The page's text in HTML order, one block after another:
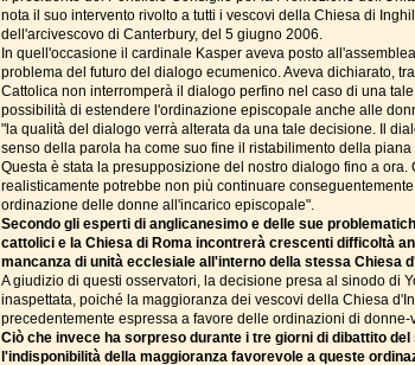
nota il suo intervento rivolto a tutti i vescovi della Chiesa di
dell'arcivescovo di Canterbury, del 5 giugno 2006.
In quell'occasione il cardinale Kasper aveva posto
problema del futuro del dialogo ecumenico. Aveva dichiarato,
Cattolica non interromperà il dialogo perfino nel caso di una
possibilità di estendere l'ordinazione episcopale anche alle
"la qualità del dialogo verrà alterata da una tale decisione. Il
senso della parola ha come suo fine il ristabilimento della piana
Questa è stata la presupposizione del nostro dialogo fino a ora.
realisticamente potrebbe non più continuare
ordinazione delle donne all'incarico episcopale".
Secondo gli esperti di anglicanesimo e delle sue
cattolici e la Chiesa di Roma incontrerà crescenti difficoltà
mancanza di unità ecclesiale all'interno della stessa Chiesa
A giudizio di questi osservatori, la decisione presa al sinodo di
inaspettata, poiché la maggioranza dei vescovi della Chiesa
precedentemente espressa a favore delle ordinazioni di donne-
Ciò che invece ha sorpreso durante i tre giorni di dibattito del
l'indisponibilità della maggioranza favorevole a queste